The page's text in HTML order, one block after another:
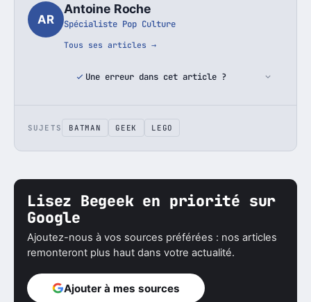
AR
Antoine Roche
Spécialiste Pop Culture
Tous ses articles →
Une erreur dans cet article ?
SUJETS BATMAN GEEK LEGO
Lisez Begeek en priorité sur
Google
Ajoutez-nous à vos sources préférées : nos articles
remonteront plus haut dans votre actualité.
Ajouter à mes sources